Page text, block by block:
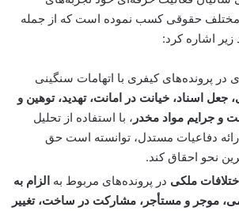
مختلف حقوقی کسب نموده است که از جمله
زیر اشاره کرد:
در پرونده‌های کیفری با اتهامات سنگینی
جعل اسناد، خیانت در امانت، تهدید، توهین و
و جرایم مواد مخدر ، با استفاده از تحلیل
دفاعیات مستدل، توانسته است حق
نحو احقاق کند.
ملکی در پرونده‌های مربوط به الزام به
موجر و مستأجر، مشارکت در ساخت، تغییر